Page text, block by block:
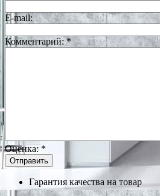
E-mail:
Комментарий:*
Оценка:*
Гарантия качества на товар